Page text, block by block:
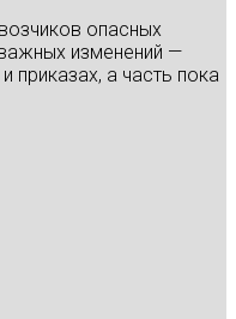
опасных
изменений —
приказах, а часть пока